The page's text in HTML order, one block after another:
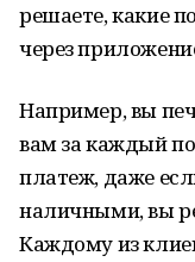
решаете, какие
через
Например, вы
вам за каждый
платеж, даже
наличными, вы
Каждому из